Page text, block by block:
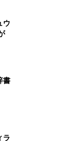
ウ
書
ラ